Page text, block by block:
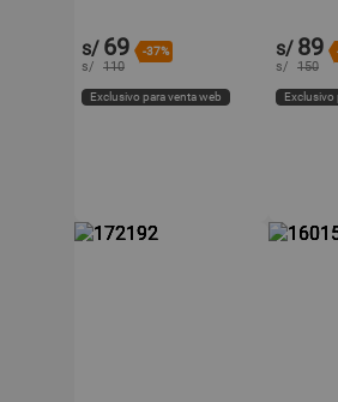
pulgadas
s/ 69 -37%
s/ 110
Exclusivo para venta web
13 a 27
s/ 89
s/ 150
Exclusivo